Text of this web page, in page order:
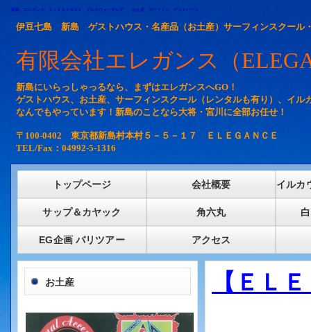
新島 エレガンス ＥＬＥＧＡＮＣＥ イルカウォッチング お土産 サーフィン ゲストハウス
伊豆七島 新島 ゲストハウス・名産品（お土産）サーフィンスクール
有限会社エレガンス（
新島にいらっしゃっるなら、まずはエレガンスへGO！
ゲストハウス、お土産、サーフィンスクール（レンタルも有り）、イル
なんでもやっています！新島のことなら大将・宮川に全部お任せ！
〒100-0402 東京都新島村本村５－５－１７ ＥＬＥＧＡＮＣＥ
TEL/Fax：04992-5-1316
トップページ 会社概要 イルカ
サップ＆カヤック 角六丸
EG企画 バリツアー アクセス
【ＥＬ
お土産